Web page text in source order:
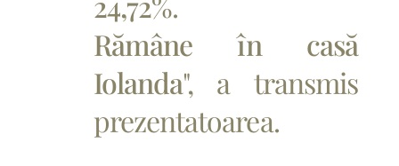
Rămâne în casă
Iolanda", a transmis
prezentatoarea.